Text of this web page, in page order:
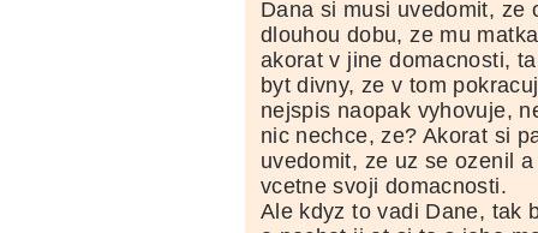
Dana si musi uvedomit, ze
dlouhou dobu, ze mu
akorat v jine domacnosti,
byt divny, ze v tom
nejspis naopak vyhovuje,
nic nechce, ze? Akorat si
uvedomit, ze uz se ozenil
vcetne svoji domacnosti.
Ale kdyz to vadi Dane, tak